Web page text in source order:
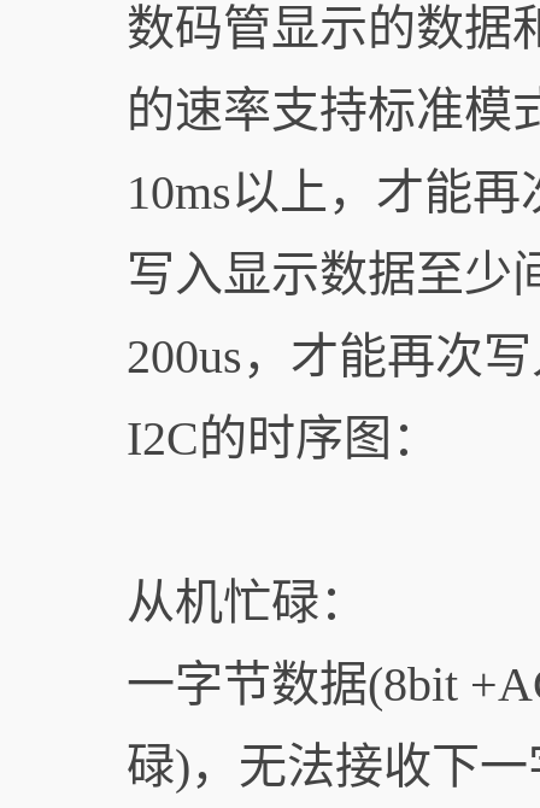
数码管显示的数据
的速率支持标准模
10ms以上，才能
写入显示数据至少
200us，才能再次
I2C的时序图：
从机忙碌：
一字节数据(8bit
碌)，无法接收下